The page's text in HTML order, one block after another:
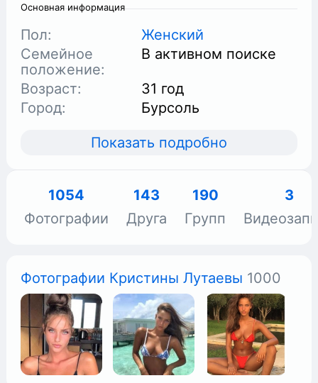
Основная информация
Пол:
Женский
Семейное
положение:
В активном поиске
Возраст:
31 год
Город:
Бурсоль
Показать подробно
1054
Фотографии
143
Друга
190
Групп
3
Фотографии Кристины Лутаевы 1000